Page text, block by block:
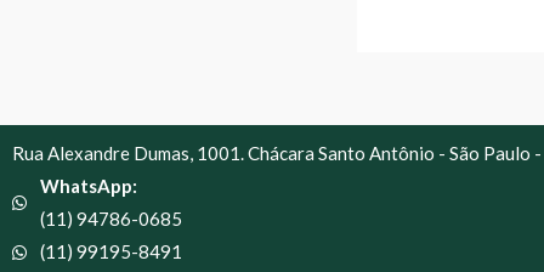
Rua Alexandre Dumas, 1001. Chácara Santo Antônio - São Paulo -
WhatsApp:
(11) 94786-0685
(11) 99195-8491